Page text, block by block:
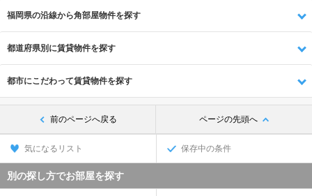
福岡県の沿線から角部屋物件を探す
都道府県別に賃貸物件を探す
都市にこだわって賃貸物件を探す
前のページへ戻る ページの先頭へ
気になるリスト 保存中の条件
別の探し方でお部屋を探す